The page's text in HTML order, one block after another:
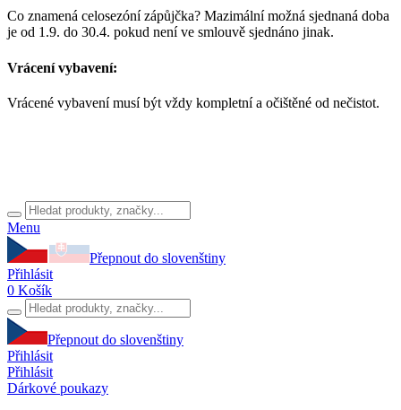
Co znamená celosezóní zápůjčka? Mazimální možná sjednaná doba
je od 1.9. do 30.4. pokud není ve smlouvě sjednáno jinak.
Vrácení vybavení:
Vrácené vybavení musí být vždy kompletní a očištěné od nečistot.
Menu
Přepnout do slovenštiny
Přihlásit
0 Košík
Přepnout do slovenštiny
Přihlásit
Přihlásit
Dárkové poukazy